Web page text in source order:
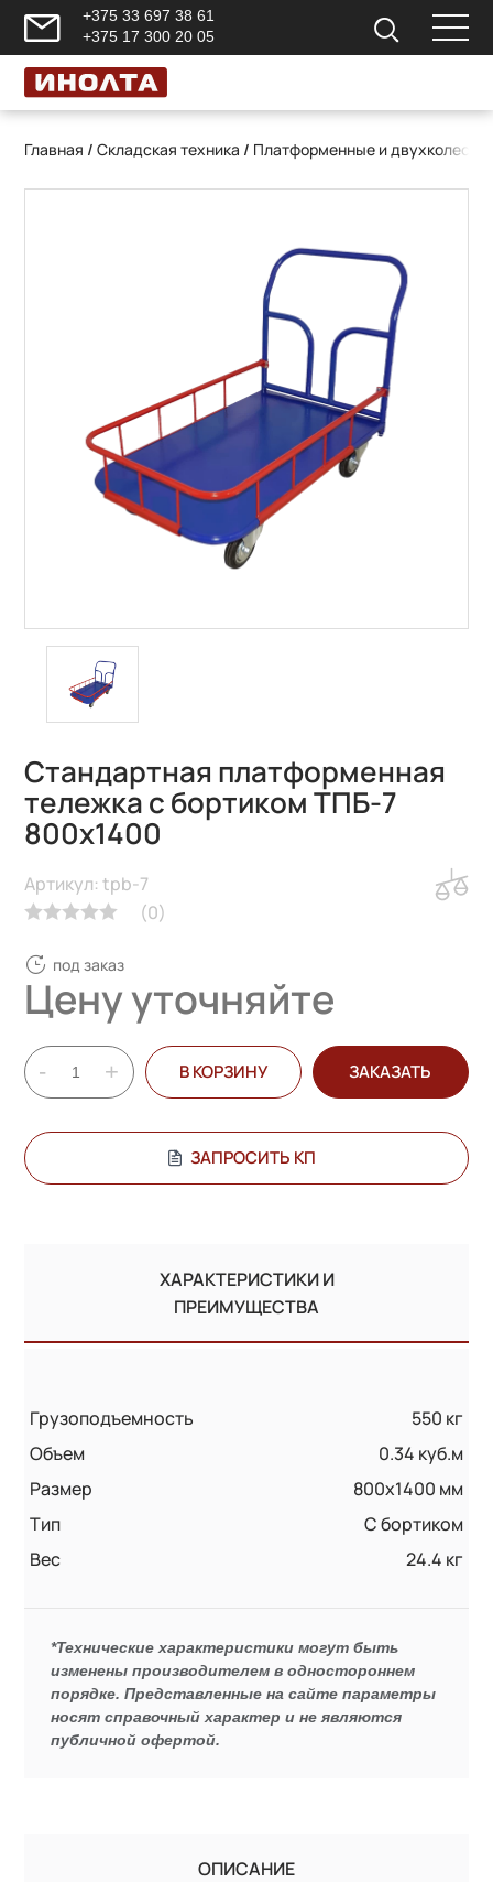
+375 33 697 38 61
+375 17 300 20 05
Главная /Складская техника / Платформенные и
Стандартная платформенная
тележка с бортиком ТПБ-7
800х1400
(0)
Артикул: tpb-7
под заказ
Цену уточняйте
- + В КОРЗИНУ ЗАКАЗАТЬ
ЗАПРОСИТЬ КП
ХАРАКТЕРИСТИКИ И
ПРЕИМУЩЕСТВА
Грузоподъемность
550 кг
Объем
0.34 куб.м
Размер
800х1400 мм
Тип
С бортиком
Вес
24.4 кг
*Технические характеристики могут быть
изменены производителем в одностороннем
порядке. Представленные на сайте параметры
носят справочный характер и не являются
публичной офертой.
ОПИСАНИЕ